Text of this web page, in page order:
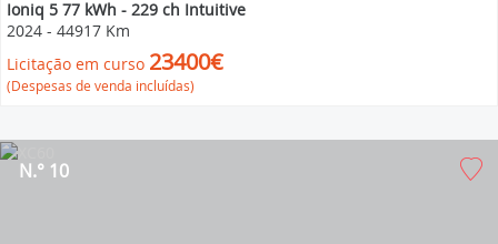
Ioniq 5 77 kWh - 229 ch Intuitive
2024 - 44917 Km
Licitação em curso 23400€
(Despesas de venda incluídas)
N.° 10